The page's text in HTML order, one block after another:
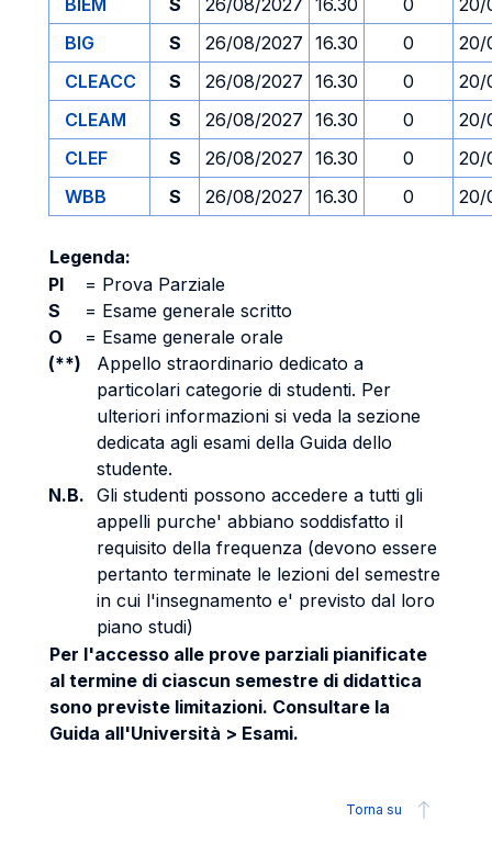
BIEM S 26/08/2027 16.30 0
20/
BIG
S 26/08/2027 16.30 0
20/
CLEACC
S 26/08/2027 16.30 0
20/
CLEAM
S 26/08/2027 16.30 0
20/
CLEF
S 26/08/2027 16.30 0
20/
WBB
S 26/08/2027 16.30 0 20/
Legenda:
PI
= Prova Parziale
S
= Esame generale scritto
O
= Esame generale orale
(**)
Appello straordinario dedicato a
particolari categorie di studenti. Per
ulteriori informazioni si veda la sezione
dedicata agli esami della Guida dello
studente.
N.B. Gli studenti possono accedere a tutti gli
appelli purche' abbiano soddisfatto il
requisito della frequenza (devono essere
pertanto terminate le lezioni del semestre
in cui l'insegnamento e' previsto dal loro
piano studi)
Per l'accesso alle prove parziali pianificate
al termine di ciascun semestre di didattica
sono previste limitazioni. Consultare la
Guida all'Università > Esami.
Torna su